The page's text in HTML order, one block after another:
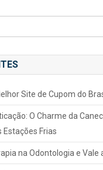
Site de Cupom do
O Charme da
Frias
na Odontologia e Vale